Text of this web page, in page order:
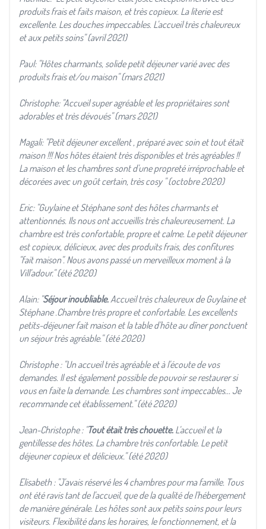
produits frais et faits maison, et très copieux. La literie est
excellente. Les douches impeccables. L'accueil très chaleureux
et aux petits soins" (avril 2021)
Paul: "Hôtes charmants, solide petit déjeuner varié avec des
produits frais et/ou maison" (mars 2021)
Christophe: "Accueil super agréable et les propriétaires sont
adorables et très dévoués" (mars 2021)
Magali: "Petit déjeuner excellent , préparé avec soin et tout était
maison !!! Nos hôtes étaient très disponibles et très agréables !!
La maison et les chambres sont d'une propreté irréprochable et
décorées avec un goût certain, très cosy " (octobre 2020)
Eric: "Guylaine et Stéphane sont des hôtes charmants et
attentionnés. Ils nous ont accueillis très chaleureusement. La
chambre est très confortable, propre et calme. Le petit déjeuner
est copieux, délicieux, avec des produits frais, des confitures
"fait maison". Nous avons passé un merveilleux moment à la
Vill'adour." (été 2020)
Alain: "Séjour inoubliable.Accueil très chaleureux de Guylaine et
Stéphane .Chambre très propre et confortable. Les excellents
petits-déjeuner fait maison et la table d'hôte au dîner ponctuent
un séjour très agréable." (été 2020)
Christophe : "Un accueil très agréable et à l'écoute de vos
demandes. Il est également possible de pouvoir se restaurer si
vous en faite la demande. Les chambres sont impeccables... Je
recommande cet établissement." (été 2020)
Jean-Christophe : "Tout était très chouette. L'accueil et la
gentillesse des hôtes. La chambre très confortable. Le petit
déjeuner copieux et délicieux." (été 2020)
Elisabeth : "J'avais réservé les 4 chambres pour ma famille. Tous
ont été ravis tant de l'accueil, que de la qualité de l'hébergement
de manière générale. Les hôtes sont aux petits soins pour leurs
visiteurs. Flexibilité dans les horaires, le fonctionnement, et la